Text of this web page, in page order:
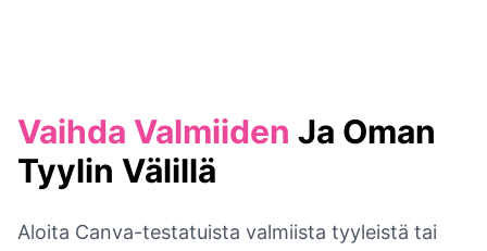
Vaihda Valmiiden Ja Oman
Tyylin Välillä
Aloita Canva-testatuista valmiista tyyleistä tai